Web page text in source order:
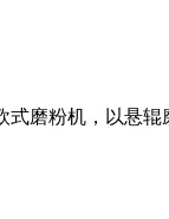
磨粉机，以悬辊